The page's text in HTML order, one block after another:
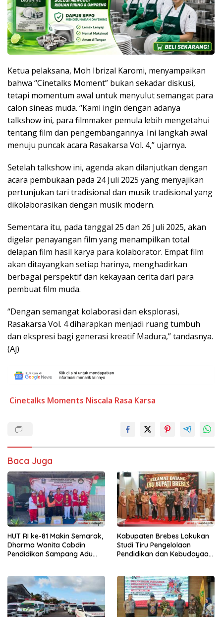
Ketua pelaksana, Moh Ibrizal Karomi, menyampaikan
bahwa “Cinetalks Moment” bukan sekadar diskusi,
tetapi momentum awal untuk menyulut semangat para
calon sineas muda. “Kami ingin dengan adanya
talkshow ini, para filmmaker pemula lebih mengetahui
tentang film dan pengembangannya. Ini langkah awal
menuju puncak acara Rasakarsa Vol. 4,” ujarnya.
Setelah talkshow ini, agenda akan dilanjutkan dengan
acara pembukaan pada 24 Juli 2025 yang menyajikan
pertunjukan tari tradisional dan musik tradisional yang
dikolaborasikan dengan musik modern.
Sementara itu, pada tanggal 25 dan 26 Juli 2025, akan
digelar penayangan film yang menampilkan total
delapan film hasil karya para kolaborator. Empat film
akan ditayangkan setiap harinya, menghadirkan
berbagai perspektif dan kekayaan cerita dari para
pembuat film muda.
“Dengan semangat kolaborasi dan eksplorasi,
Rasakarsa Vol. 4 diharapkan menjadi ruang tumbuh
dan ekspresi bagi generasi kreatif Madura,” tandasnya.
(Aj)
Cinetalks Moments Niscala Rasa Karsa
Baca Juga
HUT RI ke-81 Makin Semarak,
Dharma Wanita Cabdin
Pendidikan Sampang Adu
Kabupaten Brebes Lakukan
Studi Tiru Pengelolaan
Pendidikan dan Kebudayaan